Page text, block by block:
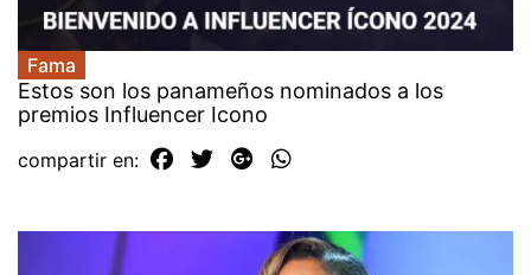
Fama
Estos son los panameños nominados a los
premios Influencer Icono
compartir en: